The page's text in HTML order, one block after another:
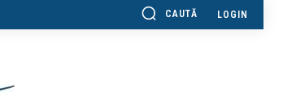
CAUTĂ LOGIN